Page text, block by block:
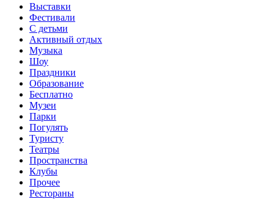
Выставки
Фестивали
С детьми
Активный отдых
Музыка
Шоу
Праздники
Образование
Бесплатно
Музеи
Парки
Погулять
Туристу
Театры
Пространства
Клубы
Прочее
Рестораны